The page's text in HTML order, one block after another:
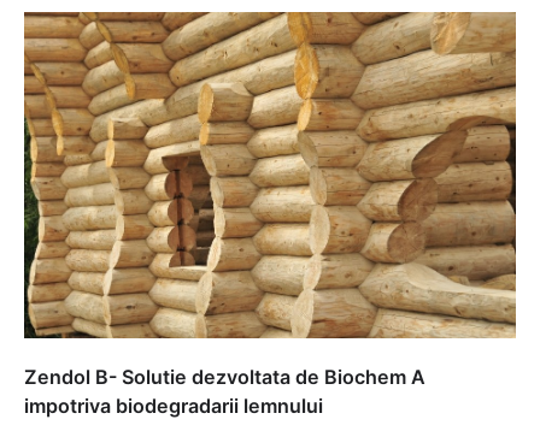
Zendol B- Solutie dezvoltata de Biochem A
impotriva biodegradarii lemnului